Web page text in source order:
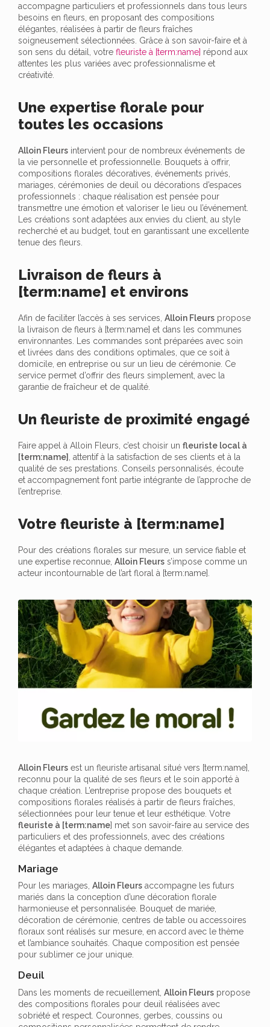
accompagne particuliers et professionnels dans tous leurs
besoins en fleurs, en proposant des compositions
élégantes, réalisées à partir de fleurs fraîches
soigneusement sélectionnées. Grâce à son savoir-faire et à
son sens du détail, votre fleuriste à [term:name] répond aux
attentes les plus variées avec professionnalisme et
créativité.
Une expertise florale pour
toutes les occasions
Alloin Fleurs intervient pour de nombreux événements de
la vie personnelle et professionnelle. Bouquets à offrir,
compositions florales décoratives, événements privés,
mariages, cérémonies de deuil ou décorations d’espaces
professionnels : chaque réalisation est pensée pour
transmettre une émotion et valoriser le lieu ou l’événement.
Les créations sont adaptées aux envies du client, au style
recherché et au budget, tout en garantissant une excellente
tenue des fleurs.
Livraison de fleurs à
[term:name] et environs
Afin de faciliter l’accès à ses services, Alloin Fleurs propose
la livraison de fleurs à [term:name] et dans les communes
environnantes. Les commandes sont préparées avec soin
et livrées dans des conditions optimales, que ce soit à
domicile, en entreprise ou sur un lieu de cérémonie. Ce
service permet d’offrir des fleurs simplement, avec la
garantie de fraîcheur et de qualité.
Un fleuriste de proximité engagé
Faire appel à Alloin Fleurs, c’est choisir un fleuriste local à
[term:name]
, attentif à la satisfaction de ses clients et à la
qualité de ses prestations. Conseils personnalisés, écoute
et accompagnement font partie intégrante de l’approche de
l’entreprise.
Votre fleuriste à [term:name]
Pour des créations florales sur mesure, un service fiable et
une expertise reconnue, Alloin Fleurs s’impose comme un
acteur incontournable de l’art floral à [term:name].
Alloin Fleurs est un fleuriste artisanal situé vers [term:name],
reconnu pour la qualité de ses fleurs et le soin apporté à
chaque création. L’entreprise propose des bouquets et
compositions florales réalisés à partir de fleurs fraîches,
sélectionnées pour leur tenue et leur esthétique. Votre
fleuriste à [term:name] met son savoir-faire au service des
particuliers et des professionnels, avec des créations
élégantes et adaptées à chaque demande.
Mariage
Pour les mariages, Alloin Fleurs accompagne les futurs
mariés dans la conception d’une décoration florale
harmonieuse et personnalisée. Bouquet de mariée,
décoration de cérémonie, centres de table ou accessoires
floraux sont réalisés sur mesure, en accord avec le thème
et l’ambiance souhaités. Chaque composition est pensée
pour sublimer ce jour unique.
Deuil
Dans les moments de recueillement, Alloin Fleurs propose
des compositions florales pour deuil réalisées avec
sobriété et respect. Couronnes, gerbes, coussins ou